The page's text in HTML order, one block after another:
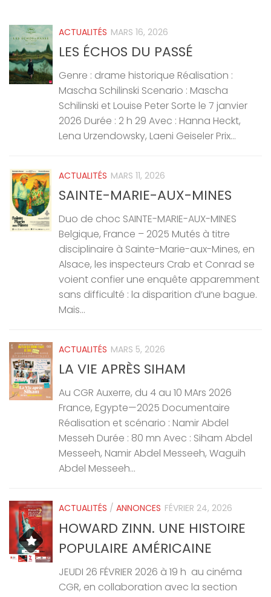
ACTUALITÉS MARS 16, 2026
LES ÉCHOS DU PASSÉ
Genre : drame historique Réalisation :
Mascha Schilinski Scenario : Mascha
Schilinski et Louise Peter Sorte le 7 janvier
2026 Durée : 2 h 29 Avec : Hanna Heckt,
Lena Urzendowsky, Laeni Geiseler Prix...
ACTUALITÉS MARS 11, 2026
SAINTE-MARIE-AUX-MINES
Duo de choc SAINTE-MARIE-AUX-MINES
Belgique, France – 2025 Mutés à titre
disciplinaire à Sainte-Marie-aux-Mines, en
Alsace, les inspecteurs Crab et Conrad se
voient confier une enquête apparemment
sans difficulté : la disparition d’une bague.
Mais...
ACTUALITÉS MARS 5, 2026
LA VIE APRÈS SIHAM
Au CGR Auxerre, du 4 au 10 MArs 2026
France, Egypte—2025 Documentaire
Réalisation et scénario : Namir Abdel
Messeh Durée : 80 mn Avec : Siham Abdel
Messeeh, Namir Abdel Messeeh, Waguih
Abdel Messeeh...
ACTUALITÉS / ANNONCES FÉVRIER 24, 2026
HOWARD ZINN. UNE HISTOIRE
POPULAIRE AMÉRICAINE
JEUDI 26 FÉVRIER 2026 à 19 h au cinéma
CGR, en collaboration avec la section